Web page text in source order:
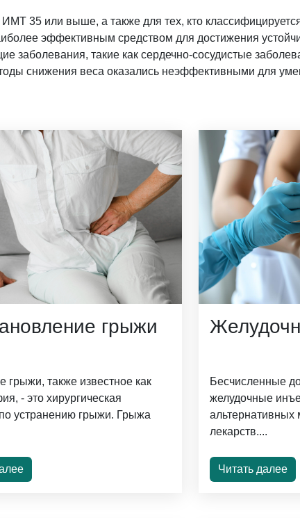
35 или выше, а также для тех, кто
эффективным средством для достижения
заболевания, такие как сердечно-сосудистые
снижения веса оказались неэффективными для
грыжи
грыжи, также известное как
- это хирургическая
устранению грыжи. Грыжа
Бесчисленные
желудочные
альтернативных
лекарств....
Читать далее